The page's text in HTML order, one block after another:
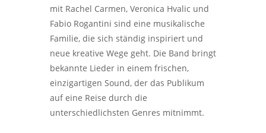
mit Rachel Carmen, Veronica Hvalic und
Fabio Rogantini sind eine musikalische
Familie, die sich ständig inspiriert und
neue kreative Wege geht. Die Band bringt
bekannte Lieder in einem frischen,
einzigartigen Sound, der das Publikum
auf eine Reise durch die
unterschiedlichsten Genres mitnimmt.